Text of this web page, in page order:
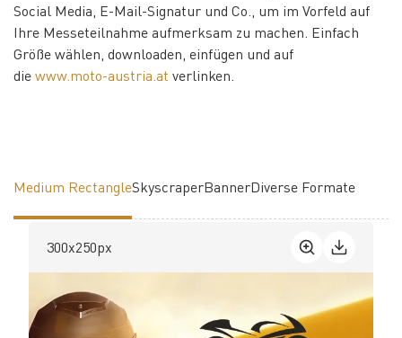
Social Media, E-Mail-Signatur und Co., um im Vorfeld auf
Ihre Messeteilnahme aufmerksam zu machen. Einfach
Größe wählen, downloaden, einfügen und auf
die www.moto-austria.at verlinken.
Medium RectangleSkyscraperBannerDiverse Formate
300x250px